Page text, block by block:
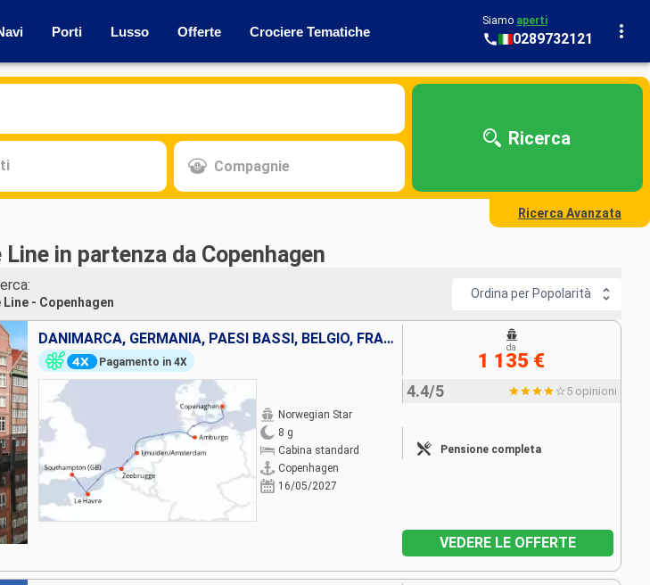
Porti Lusso Offerte Crociere Tematiche
Siamo aperti
0289732121
Compagnie
Ricerca
Ricerca Avanzata
in partenza da Copenhagen
- Copenhagen
Ordina per Popolarità
DANIMARCA, GERMANIA, PAESI BASSI, BELGIO, FRANCIA, REGNO UNITO
Pagamento in 4X
Norwegian Star
8 g
Cabina standard
Copenhagen
16/05/2027
4.4/5 5 opinioni
Pensione completa
da
1 135 €
VEDERE LE OFFERTE